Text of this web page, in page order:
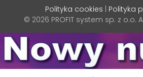
Polityka cookies
Polityka
© 2026 PROFIT system sp. z o.o.